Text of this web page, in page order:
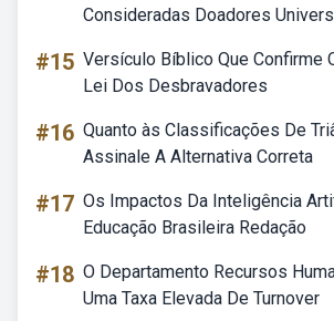
Consideradas Doadores
#15 Versículo Bíblico Que Confirme
Lei Dos Desbravadores
#16 Quanto às Classificações De
Assinale A Alternativa Correta
#17 Os Impactos Da Inteligência
Educação Brasileira Redação
#18 O Departamento Recursos
Uma Taxa Elevada De Turnover